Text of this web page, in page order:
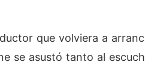
que volviera a
se asustó tanto al